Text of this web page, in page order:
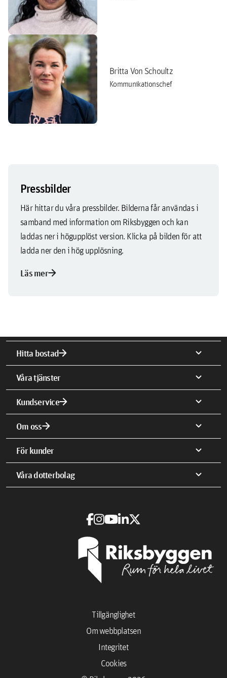
Britta Von Schoultz
Kommunikationschef
Pressbilder
Här hittar du våra pressbilder. Bilderna får användas i
samband med information om Riksbyggen och kan
laddas ner i högupplöst version. Klicka på bilden för att
ladda ner den i hög upplösning.
Läs merarrow_forward
Hitta bostadarrow_forward expand_more
Våra tjänster expand_more
Kundservicearrow_forward expand_more
Om ossarrow_forward expand_more
För kunder expand_more
Våra dotterbolag expand_more
Cookies
Integritet
Om webbplatsen
Tillgänglighet